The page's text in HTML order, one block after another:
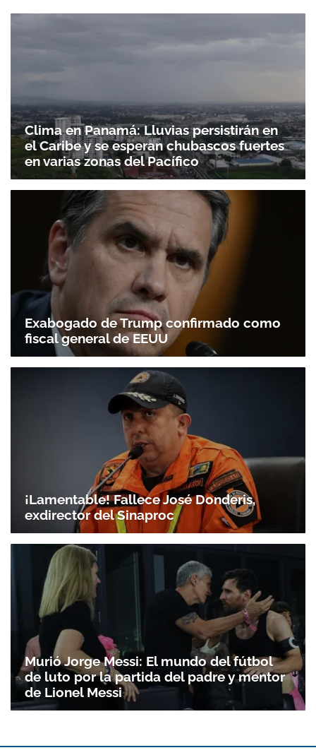
Clima en Panamá: Lluvias persistirán en
el Caribe y se esperan chubascos fuertes
en varias zonas del Pacífico
Exabogado de Trump confirmado como
fiscal general de EEUU
¡Lamentable! Fallece José Donderis,
exdirector del Sinaproc
Murió Jorge Messi: El mundo del fútbol
de luto por la partida del padre y mentor
de Lionel Messi